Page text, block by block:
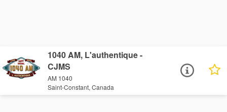
1040 AM, L'authentique -
CJMS
AM 1040
Saint-Constant, Canada